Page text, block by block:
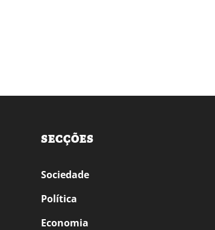
SECÇÕES
Sociedade
Política
Economia